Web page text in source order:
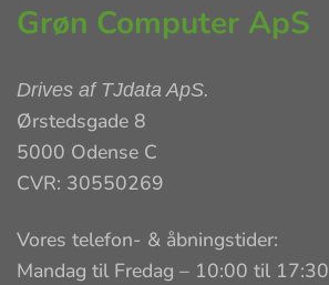
Grøn Computer ApS
Drives af TJdata ApS.
Ørstedsgade 8
5000 Odense C
CVR: 30550269
Vores telefon- & åbningstider:
Mandag til Fredag – 10:00 til 17:30